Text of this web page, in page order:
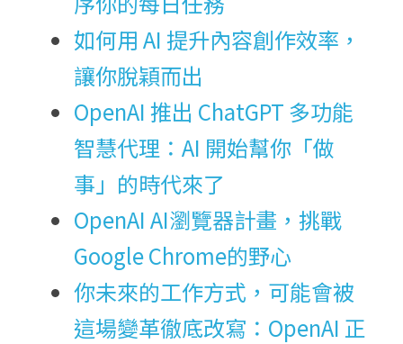
如何用 AI 提升內容創作效率，
讓你脫穎而出
OpenAI 推出 ChatGPT 多功能
智慧代理：AI 開始幫你「做
事」的時代來了
OpenAI AI瀏覽器計畫，挑戰
Google Chrome的野心
你未來的工作方式，可能會被
這場變革徹底改寫：OpenAI 正